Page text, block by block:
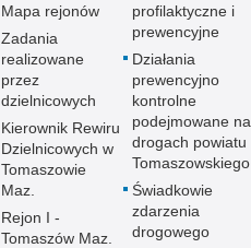
Mapa rejonów
Zadania
realizowane
przez
dzielnicowych
Kierownik Rewiru
Dzielnicowych w
Tomaszowie
Maz.
Rejon I -
Tomaszów Maz.
profilaktyczne i
prewencyjne
Działania
prewencyjno
kontrolne
podejmowane na
drogach powiatu
Tomaszowskiego
Świadkowie
zdarzenia
drogowego